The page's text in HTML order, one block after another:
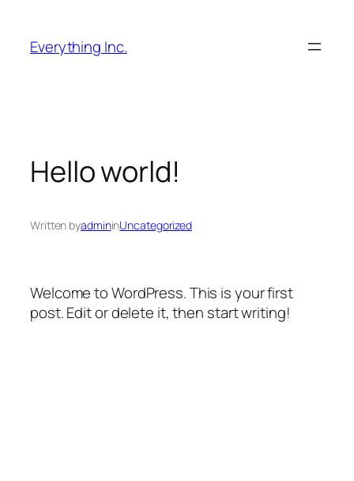
вмісту
Everything Inc.
Hello world!
Written byadmininUncategorized
Welcome to WordPress. This is your first
post. Edit or delete it, then start writing!